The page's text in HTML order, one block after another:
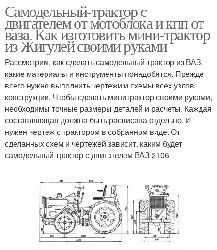
Самодельный-трактор с
двигателем от мотоблока и кпп от
ваза. Как изготовить мини-трактор
из Жигулей своими руками
Рассмотрим, как сделать самодельный трактор из ВАЗ,
какие материалы и инструменты понадобятся. Прежде
всего нужно выполнить чертежи и схемы всех узлов
конструкции. Чтобы сделать минитрактор своими руками,
необходимы точные размеры деталей и расчеты. Каждая
составляющая должна быть расписана отдельно. И
нужен чертеж с трактором в собранном виде. От
сделанных схем и чертежей зависит, каким будет
самодельный трактор с двигателем ВАЗ 2106.